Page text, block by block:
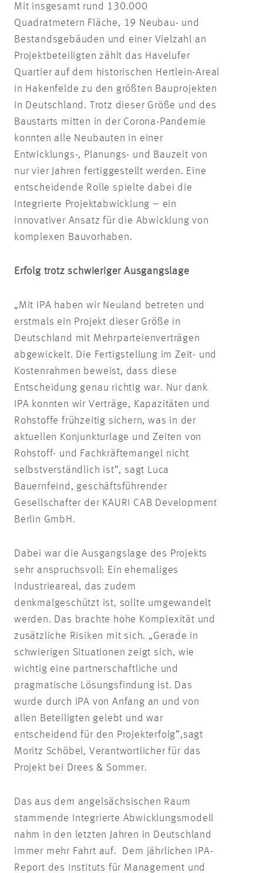
Mit insgesamt rund 130.000
Quadratmetern Fläche, 19 Neubau- und
Bestandsgebäuden und einer Vielzahl an
Projektbeteiligten zählt das Havelufer
Quartier auf dem historischen Hertlein-Areal
in Hakenfelde zu den größten Bauprojekten
in Deutschland. Trotz dieser Größe und des
Baustarts mitten in der Corona-Pandemie
konnten alle Neubauten in einer
Entwicklungs-, Planungs- und Bauzeit von
nur vier Jahren fertiggestellt werden. Eine
entscheidende Rolle spielte dabei die
Integrierte Projektabwicklung – ein
innovativer Ansatz für die Abwicklung von
komplexen Bauvorhaben.
Erfolg trotz schwieriger Ausgangslage
„Mit IPA haben wir Neuland betreten und
erstmals ein Projekt dieser Größe in
Deutschland mit Mehrparteienverträgen
abgewickelt. Die Fertigstellung im Zeit- und
Kostenrahmen beweist, dass diese
Entscheidung genau richtig war. Nur dank
IPA konnten wir Verträge, Kapazitäten und
Rohstoffe frühzeitig sichern, was in der
aktuellen Konjunkturlage und Zeiten von
Rohstoff- und Fachkräftemangel nicht
selbstverständlich ist“, sagt Luca
Bauernfeind, geschäftsführender
Gesellschafter der KAURI CAB Development
Berlin GmbH.
Dabei war die Ausgangslage des Projekts
sehr anspruchsvoll: Ein ehemaliges
Industrieareal, das zudem
denkmalgeschützt ist, sollte umgewandelt
werden. Das brachte hohe Komplexität und
zusätzliche Risiken mit sich. „Gerade in
schwierigen Situationen zeigt sich, wie
wichtig eine partnerschaftliche und
pragmatische Lösungsfindung ist. Das
wurde durch IPA von Anfang an und von
allen Beteiligten gelebt und war
entscheidend für den Projekterfolg“,sagt
Moritz Schöbel, Verantwortlicher für das
Projekt bei Drees & Sommer.
Das aus dem angelsächsischen Raum
stammende Integrierte Abwicklungsmodell
nahm in den letzten Jahren in Deutschland
immer mehr Fahrt auf. Dem jährlichen IPA-
Report des Instituts für Management und